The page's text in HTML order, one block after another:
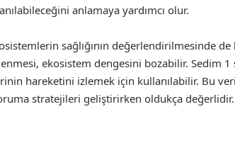
anlamaya yardımcı olur.
sağlığının değerlendirilmesinde de
ekosistem dengesini bozabilir. Sedim
hareketini izlemek için kullanılabilir. Bu
stratejileri geliştirirken oldukça